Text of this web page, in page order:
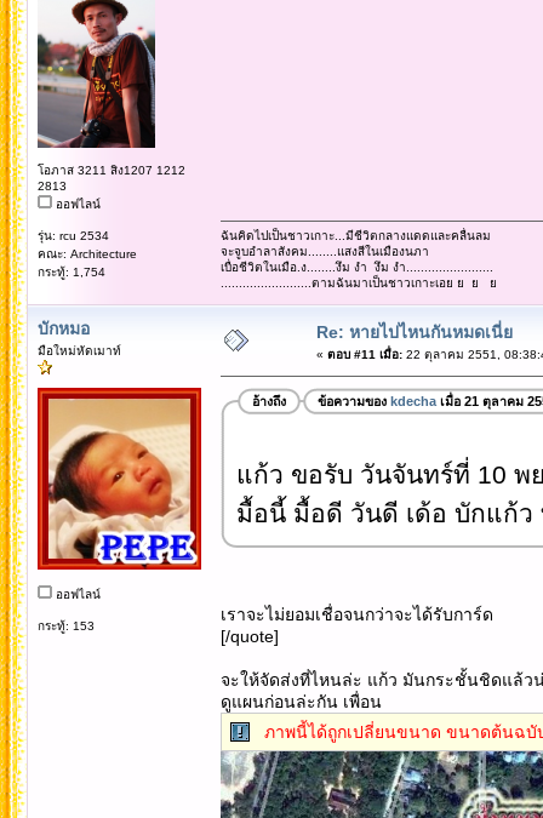
โอภาส 3211 สิง1207 1212
2813
ออฟไลน์
รุ่น: rcu 2534
คณะ: Architecture
กระทู้: 1,754
ฉันคิดไปเป็นชาวเกาะ...มีชีวิตกลางแดดและคลื่นลม
จะจูบอำลาสังคม........แสงสีในเมืองนภา
เบื่อชีวิตในเมือ.ง........งึม งำ งึม งำ........................
.........................ตามฉันมาเป็นชาวเกาะเอย ย ย ย
บักหมอ
มือใหม่หัดเมาท์
ออฟไลน์
กระทู้: 153
Re: หายไปไหนกันหมดเนี่ย
« ตอบ #11 เมื่อ:22 ตุลาคม 2551,
อ้างถึง ข้อความของ kdechaเมื่อ 21 ตุลาคม
แก้ว ขอรับ วันจันทร์ที่ 10 พ
มื้อนี้ มื้อดี วันดี เด้อ บักแก้ว
เราจะไม่ยอมเชื่อจนกว่าจะได้รับการ์ด
[/quote]
จะให้จัดส่งที่ไหนล่ะ แก้ว มันกระชั้นชิดแล้ว
ดูแผนก่อนล่ะกัน เพื่อน
ภาพนี้ได้ถูกเปลี่ยนขนาด ขนาดต้นฉบั